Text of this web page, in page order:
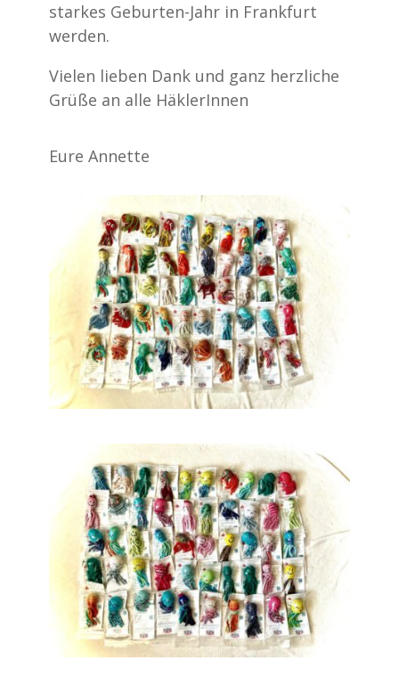
starkes Geburten-Jahr in Frankfurt
werden.
Vielen lieben Dank und ganz herzliche
Grüße an alle HäklerInnen
Eure Annette